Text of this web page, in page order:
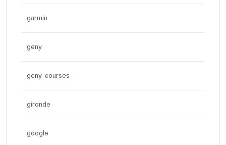
garmin
geny
geny courses
gironde
google